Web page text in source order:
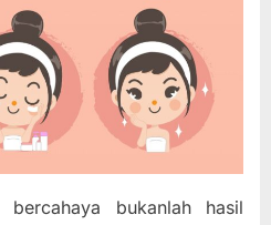
bukanlah hasil